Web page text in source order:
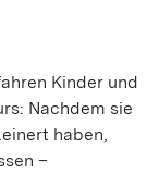
Kinder und
Nachdem sie
haben,
–